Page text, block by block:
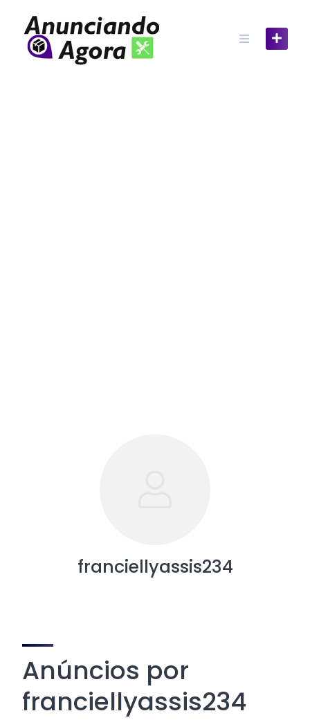
franciellyassis234
Anúncios por
franciellyassis234